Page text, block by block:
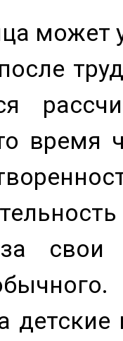
может
время
за свои
детские